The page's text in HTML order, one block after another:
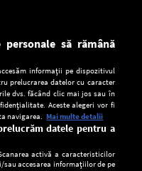
FM pentru smartphone:
să rămână
informații pe dispozitivul
prelucrarea datelor cu caracter
dvs. făcând clic mai jos sau în
Aceste alegeri vor fi
navigarea. Mai multe detalii
datele pentru a
activă a caracteristicilor
accesarea informațiilor de pe